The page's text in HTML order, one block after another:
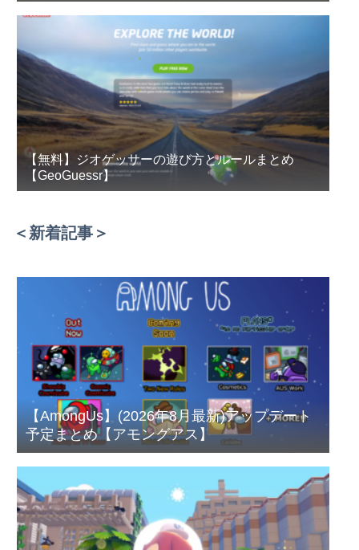
【無料】ジオゲッサーの遊び方とルールまとめ
【GeoGuessr】
＜新着記事＞
【AmongUs】(2026年8月最新)アップデート
予定まとめ【アモングアス】